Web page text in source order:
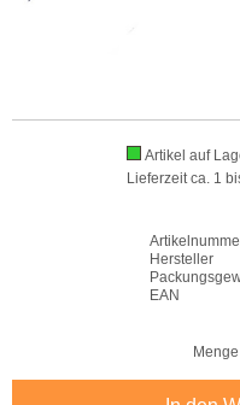
Artikel auf
Lieferzeit ca. 1
Hersteller
EAN
Menge